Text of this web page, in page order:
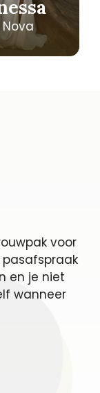
Nova
voor
pasafspraak
en je niet
wanneer